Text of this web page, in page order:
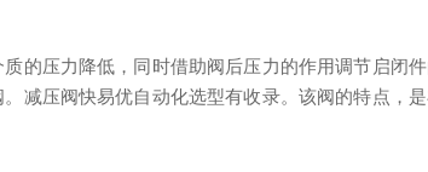
的压力降低，同时借助阀后压力的作用调节启闭
减压阀快易优自动化选型有收录。该阀的特点，